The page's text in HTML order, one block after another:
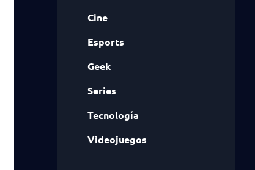
Cine
Esports
Geek
Series
Tecnología
Videojuegos